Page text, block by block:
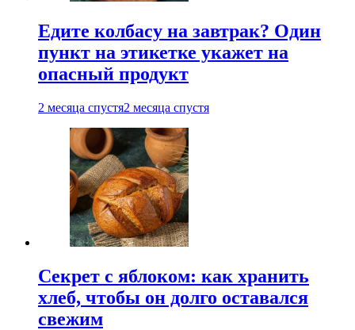
Едите колбасу на завтрак? Один
пункт на этикетке укажет на
опасный продукт
2 месяца спустя2 месяца спустя
Секрет с яблоком: как хранить
хлеб, чтобы он долго оставался
свежим